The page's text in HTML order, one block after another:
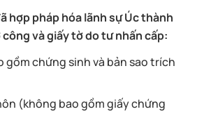
hợp pháp hóa lãnh sự Úc thành
và giấy tờ do tư nhấn cấp:
gồm chứng sinh và bản sao trích
(không bao gồm giấy chứng